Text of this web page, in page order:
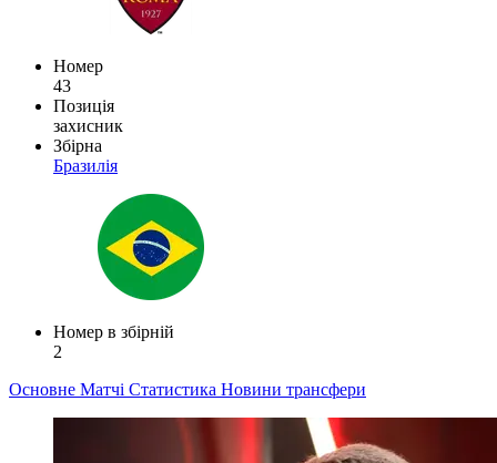
Номер
43
Позиція
захисник
Збірна
Бразилія
Номер в збірній
2
Основне Матчі Статистика Новини трансфери